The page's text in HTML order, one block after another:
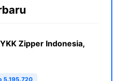
Zipper Indonesia,
5.195.720